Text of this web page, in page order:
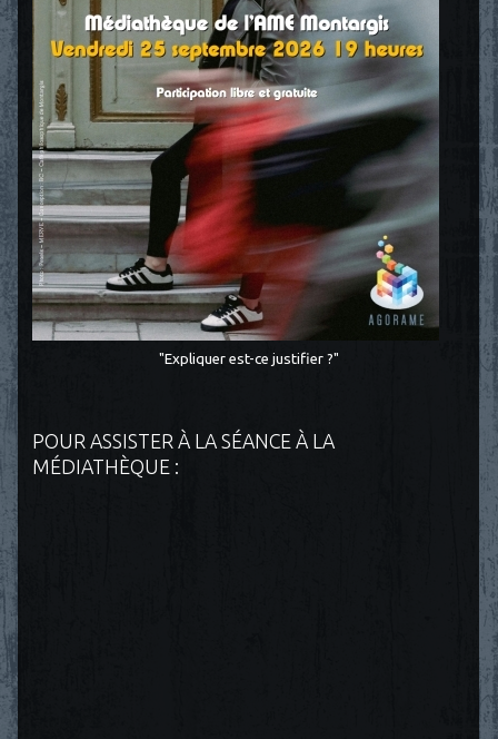
"Expliquer est-ce justifier ?"
POUR ASSISTER À LA SÉANCE À LA
MÉDIATHÈQUE :